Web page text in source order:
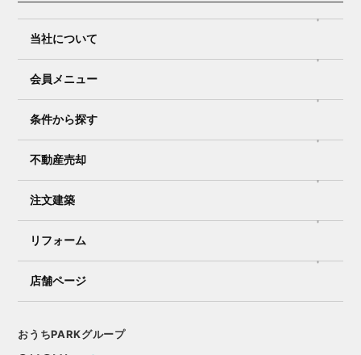
当社について
会員メニュー
条件から探す
不動産売却
注文建築
リフォーム
店舗ページ
おうちPARKグループ